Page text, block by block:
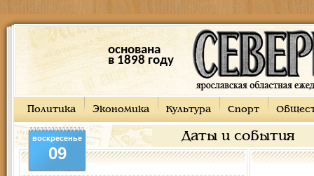
основана
в 1898 году
Политика Экономика Культура Спорт
Даты и события
воскресенье
09